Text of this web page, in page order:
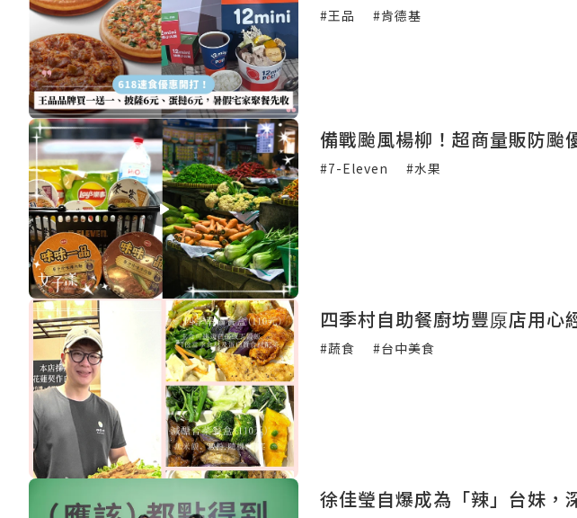
#王品 #肯德基
備戰颱風楊柳！超商量販防颱
#7-Eleven #水果
四季村自助餐廚坊豐厡店用心
#蔬食 #台中美食
徐佳瑩自爆成為「辣」台妹